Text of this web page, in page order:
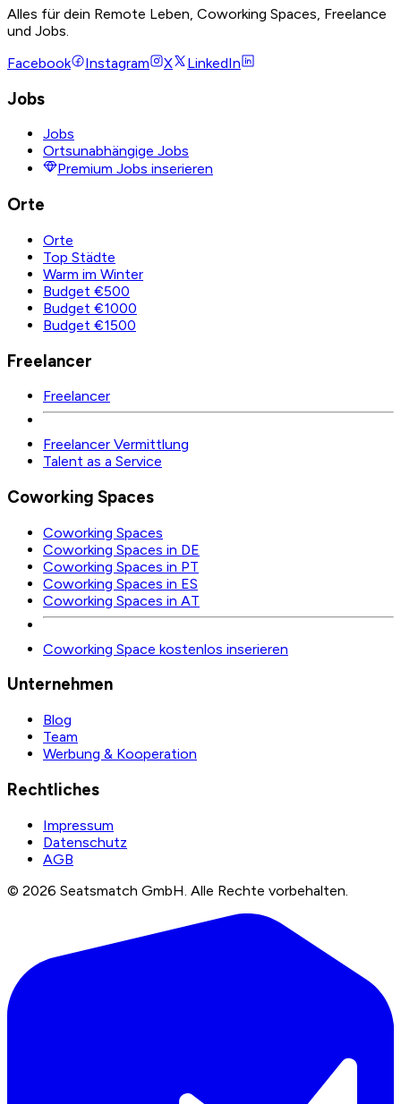
Alles für dein Remote Leben, Coworking Spaces, Freelance
und Jobs.
Facebook
Instagram X LinkedIn
Jobs
Jobs
Ortsunabhängige Jobs
Premium Jobs inserieren
Orte
Orte
Top Städte
Warm im Winter
Budget €500
Budget €1000
Budget €1500
Freelancer
Freelancer
Freelancer Vermittlung
Talent as a Service
Coworking Spaces
Coworking Spaces
Coworking Spaces in DE
Coworking Spaces in PT
Coworking Spaces in ES
Coworking Spaces in AT
Coworking Space kostenlos inserieren
Unternehmen
Blog
Team
Werbung & Kooperation
Rechtliches
Impressum
Datenschutz
AGB
© 2026 Seatsmatch GmbH. Alle Rechte vorbehalten.